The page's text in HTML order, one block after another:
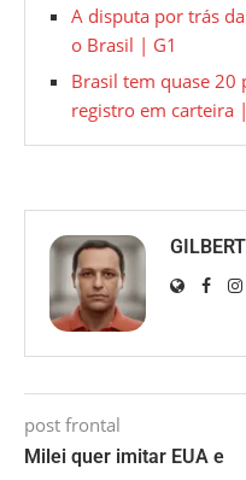
A disputa por trás
o Brasil | G1
Brasil tem quase 20
registro em carteira
post frontal
Milei quer imitar EUA e